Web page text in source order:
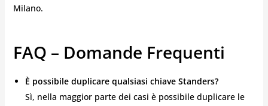
Milano.
FAQ – Domande Frequenti
È possibile duplicare qualsiasi chiave Standers?
Sì, nella maggior parte dei casi è possibile duplicare le